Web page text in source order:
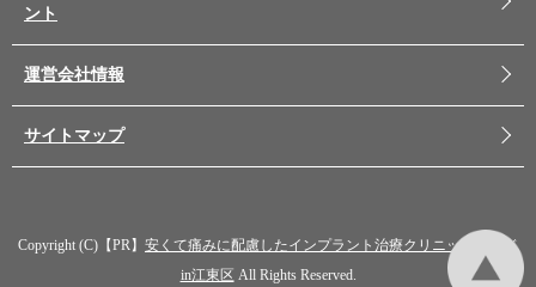
ント
運営会社情報
サイトマップ
Copyright (C)【PR】 安くて痛みに配慮したインプラント治療クリニックガイド
in江東区 All Rights Reserved.